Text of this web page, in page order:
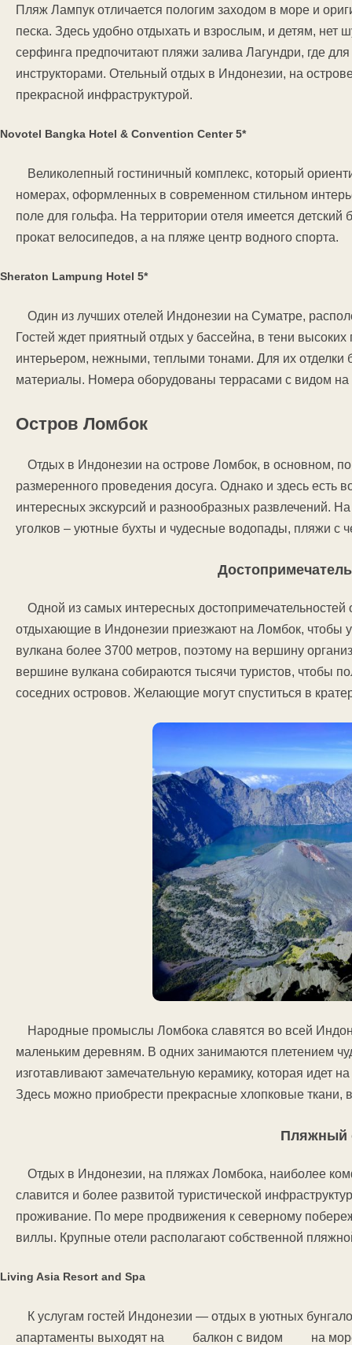
Пляж Лампук отличается пологим заходом в море и
песка. Здесь удобно отдыхать и взрослым, и детям,
серфинга предпочитают пляжи залива Лагундри, где
инструкторами. Отельный отдых в Индонезии, на
прекрасной инфраструктурой.
Novotel Bangka Hotel & Convention Center 5*
Великолепный гостиничный комплекс, который
номерах, оформленных в современном стильном
поле для гольфа. На территории отеля имеется
прокат велосипедов, а на пляже центр водного спорта.
Sheraton Lampung Hotel 5*
Один из лучших отелей Индонезии на Суматре,
Гостей ждет приятный отдых у бассейна, в тени
интерьером, нежными, теплыми тонами. Для их отделки
материалы. Номера оборудованы террасами с видом на
Остров Ломбок
Отдых в Индонезии на острове Ломбок, в основном,
размеренного проведения досуга. Однако и здесь есть
интересных экскурсий и разнообразных развлечений.
уголков – уютные бухты и чудесные водопады, пляжи с
Одной из самых интересных
отдыхающие в Индонезии приезжают на Ломбок, чтобы
вулкана более 3700 метров, поэтому на вершину
вершине вулкана собираются тысячи туристов, чтобы
соседних островов. Желающие могут спуститься в
Народные промыслы Ломбока славятся во всей
маленьким деревням. В одних занимаются плетением
изготавливают замечательную керамику, которая идет
Здесь можно приобрести прекрасные хлопковые ткани,
Пляжный
Отдых в Индонезии, на пляжах Ломбока, наиболее
славится и более развитой туристической
проживание. По мере продвижения к северному
виллы. Крупные отели располагают собственной
Living Asia Resort and Spa
К услугам гостей Индонезии — отдых в уютных
апартаменты выходят на балкон с видом на